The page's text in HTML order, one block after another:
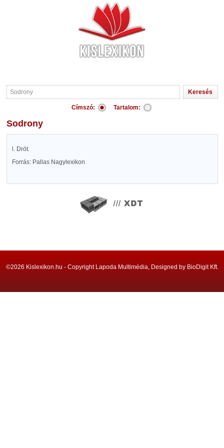
Címszó: Tartalom:
Sodrony
l. Drót.
Forrás: Pallas Nagylexikon
©2026 Kislexikon.hu - Copyright Lapoda Multimédia, Designed by BioDigit Kft.